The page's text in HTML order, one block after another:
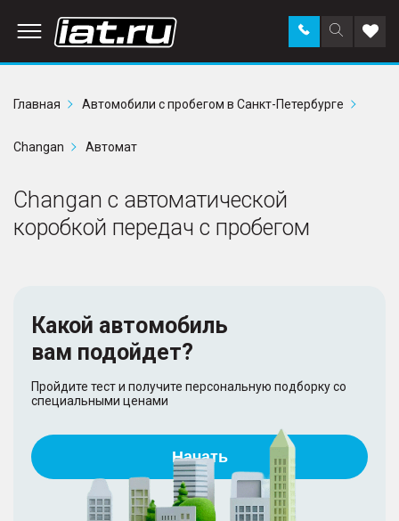
Поиск
по
Заказать
звонок в
Главная
Автомобили с пробегом в Санкт-Петербурге
Changan Автомат
Changan с автоматической
коробкой передач с пробегом
Какой автомобиль
вам подойдет?
Пройдите тест и получите персональную подборку со
специальными ценами
Начать